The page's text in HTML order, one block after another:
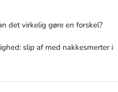
det virkelig gøre en forskel?
slip af med nakkesmerter i